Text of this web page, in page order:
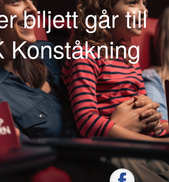
biljett går till
Konståkning